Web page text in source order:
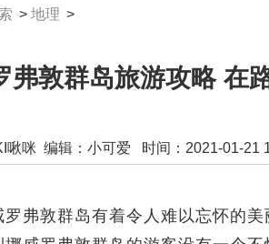
> 地理 >
弗敦群岛旅游攻略 在
啾咪 编辑：小可爱 时间：2021-01-21
敦群岛有着令人难以忘怀的美